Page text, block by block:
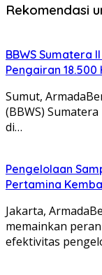
Rekomendasi
BBWS Sumatera
Pengairan
Sumut,
(BBWS)
di…
Pengelolaan
Pertamina
Jakarta,
memainkan
efektivitas